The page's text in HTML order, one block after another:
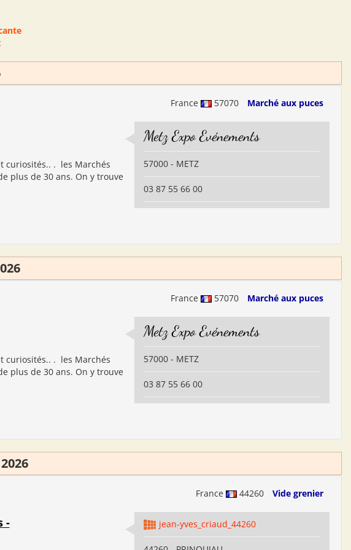
France 57070 Marché aux puces
curiosités.. . les Marchés
plus de 30 ans. On y trouve
Metz Expo Evénements
57000 - METZ
03 87 55 66 00
France 57070 Marché aux puces
curiosités.. . les Marchés
plus de 30 ans. On y trouve
Metz Expo Evénements
57000 - METZ
03 87 55 66 00
France 44260 Vide grenier
- jean-yves_criaud_44260